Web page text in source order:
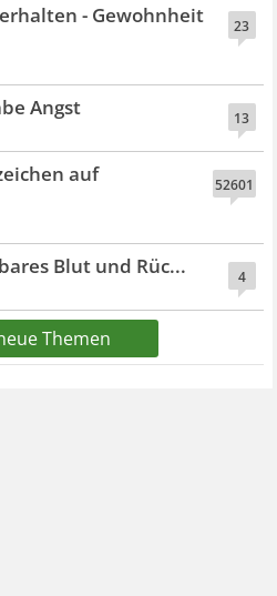
23
- Gewohnheit
13
Angst
52601
auf
4
Blut und Rüc...
Themen